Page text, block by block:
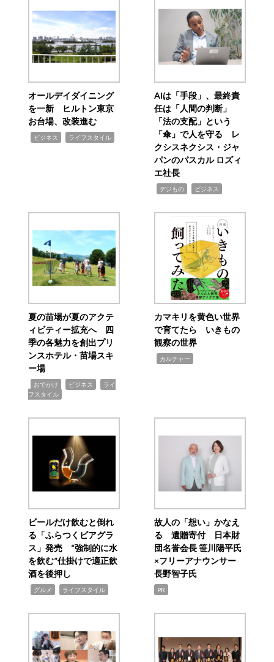
オールデイダイニング
を一新 ヒルトン東京
お台場、改装進む
ビジネス ライフスタイル
AIは「手段」、最終責
任は「人間の判断」
「法の支配」という
「傘」で人を守る レ
クシスネクシス・ジャ
パンのパスカル ロズィ
エ社長
デジもの ビジネス
夏の苗場が夏のアクテ
ィビティー拡充へ 四
季の各魅力を創出プリ
ンスホテル・苗場スキ
ー場
おでかけ ビジネス
ライ
フスタイル
カマキリを黄色い世界
で育てたら いきもの
観察の世界
カルチャー
ビールだけ飲むと倒れ
る「ふらつくビアグラ
ス」発売 “強制的に水
を飲む”仕掛けで適正飲
酒を後押し
グルメ ライフスタイル
故人の「想い」かなえ
る 遺贈寄付 日本財
団名誉会長 笹川陽平氏
×フリーアナウンサー
長野智子氏
PR